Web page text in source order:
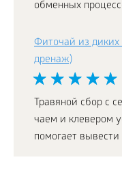
обменных
Фиточай из
дренаж)
Травяной сбор с
чаем и клевером
помогает вывести